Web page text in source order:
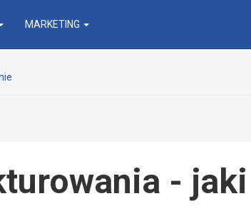
MARKETING
-